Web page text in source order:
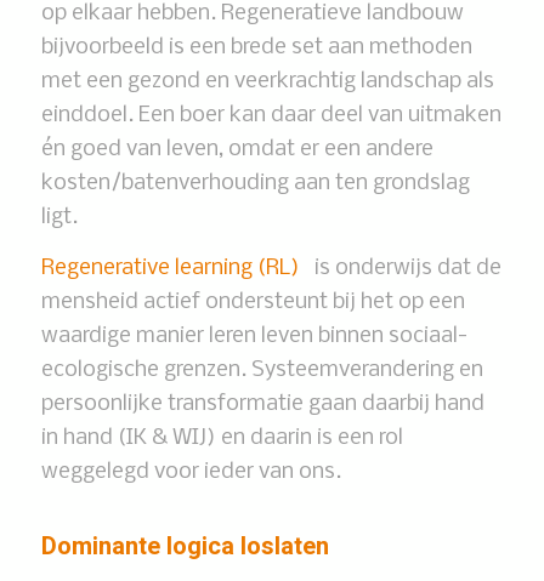
op elkaar hebben. Regeneratieve landbouw
bijvoorbeeld is een brede set aan methoden
met een gezond en veerkrachtig landschap als
einddoel. Een boer kan daar deel van uitmaken
én goed van leven, omdat er een andere
kosten/batenverhouding aan ten grondslag
ligt.
Regenerative learning (RL) is onderwijs dat de
mensheid actief ondersteunt bij het op een
waardige manier leren leven binnen sociaal-
ecologische grenzen. Systeemverandering en
persoonlijke transformatie gaan daarbij hand
in hand (IK & WIJ) en daarin is een rol
weggelegd voor ieder van ons.
Dominante logica loslaten